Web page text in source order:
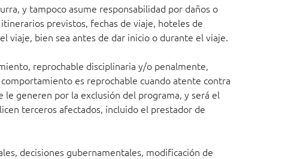
y tampoco asume responsabilidad por daños o
previstos, fechas de viaje, hoteles de
viaje, bien sea antes de dar inicio o durante el viaje.
reprochable disciplinaria y/o penalmente,
es reprochable cuando atente contra
generen por la exclusión del programa, y será el
terceros afectados, incluido el prestador de
decisiones gubernamentales, modificación de